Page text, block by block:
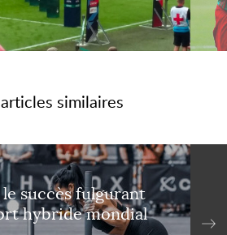
similaires
succès fulgurant
hybride mondial